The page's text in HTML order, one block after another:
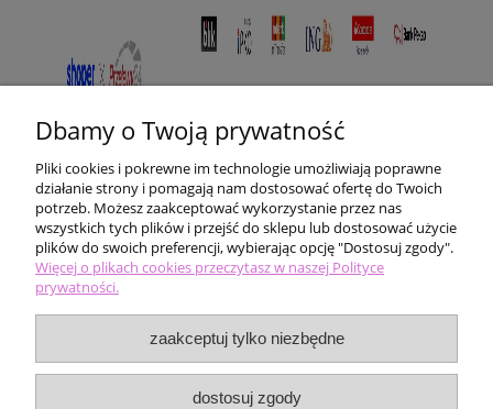
Pomoc
Moje konto
Płatności i dostawa
Dbamy o Twoją prywatność
Pliki cookies i pokrewne im technologie umożliwiają poprawne
działanie strony i pomagają nam dostosować ofertę do Twoich
potrzeb. Możesz zaakceptować wykorzystanie przez nas
wszystkich tych plików i przejść do sklepu lub dostosować użycie
plików do swoich preferencji, wybierając opcję "Dostosuj zgody".
Więcej o plikach cookies przeczytasz w naszej Polityce
prywatności.
zaakceptuj tylko niezbędne
dostosuj zgody